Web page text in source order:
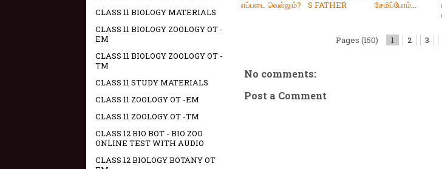
எப்படை வெல்லும்?
S FATHER
சேமிப்போம்...
Pages (150) 1 2 3
No comments:
Post a Comment
CLASS 11 BIOLOGY MATERIALS
CLASS 11 BIOLOGY ZOOLOGY OT -
EM
CLASS 11 BIOLOGY ZOOLOGY OT -
TM
CLASS 11 STUDY MATERIALS
CLASS 11 ZOOLOGY OT -EM
CLASS 11 ZOOLOGY OT -TM
CLASS 12 BIO BOT - BIO ZOO
ONLINE TEST WITH AUDIO
CLASS 12 BIOLOGY BOTANY OT